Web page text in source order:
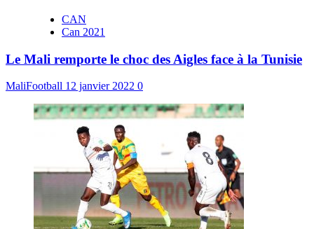
CAN
Can 2021
Le Mali remporte le choc des Aigles face à la Tunisie
MaliFootball 12 janvier 2022 0